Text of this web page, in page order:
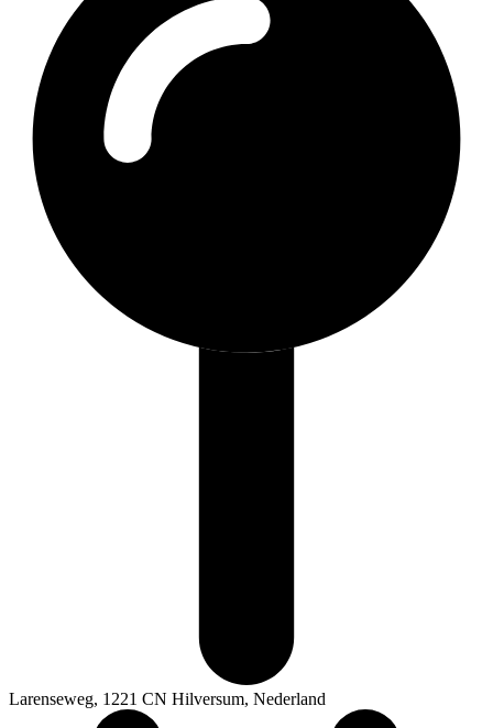
Larenseweg, 1221 CN Hilversum, Nederland